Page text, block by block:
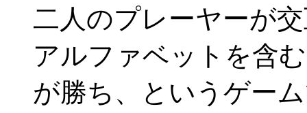
二人のプレーヤーが
アルファベットを含
が勝ち、というゲー